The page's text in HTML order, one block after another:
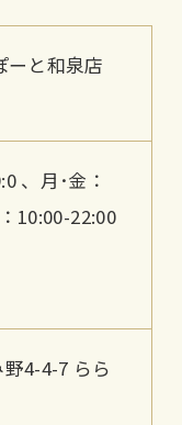
ーと和泉店
、月･金：
10:00-22:00
4-4-7 らら